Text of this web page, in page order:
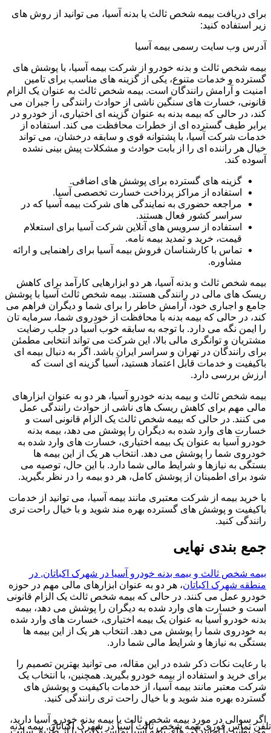
برای دریافت بیمه شخص ثالث یا بدنه آسیا، می توانید از روش های
زیر استفاده کنید:
آدرس وب سایت رسمی بیمه آسیا
بیمه شخص ثالث و بدنه خودرو از شرکت بیمه آسیا، با پوشش های
گسترده و خدمات متنوع، یکی از گزینه های مناسب برای تامین
امنیت و آرامش رانندگان است. بیمه شخص ثالث به عنوان یک الزام
قانونی، خسارت های سنگین ناشی از حوادث رانندگی را جبران می
کند، در حالی که بیمه بدنه به عنوان گزینه ای اختیاری، از خودرو در
برابر طیف گسترده ای از خطرات محافظت می کند. استفاده از
خدمات شرکت آسیا، با پشتوانه قوی و سابقه درخشان، می تواند
خیال هر راننده ای را از بابت حوادث و مشکلات پیش بینی نشده
آسوده کند.
گزینه های گسترده برای پوشش های اضافی.
استفاده از مراکز پرداخت خسارت تخصصی آسیا.
مراجعه حضوری به نمایندگی های شرکت بیمه آسیا که در
سراسر کشور فعال هستند.
استفاده از سرویس های آنلاین شرکت آسیا برای استعلام
قیمت، خرید و تمدید بیمه نامه.
تماس با کارشناسان فروش بیمه آسیا برای راهنمایی و ارائه
مشاوره.
بیمه شخص ثالث و بدنه آسیا، هر دو ابزارهایی کارآمد برای کاهش
ریسک های مالی در رانندگی هستند. بیمه شخص ثالث آسیا با پوشش
جامع و اجباری خود، آرامش خاطر را برای شما و دیگران فراهم می
کند، در حالی که بیمه بدنه با محافظت از خودروی شما، سرمایه تان
را ایمن نگه می دارد. با توجه به سابقه خوب آسیا در جلب رضایت
مشتریان و توانگری مالی بالا، این شرکت می تواند انتخابی مطمئن
برای رانندگان در تهران و سراسر ایران باشد. اگر به دنبال بیمه ای
باکیفیت و خدمات قابل اعتماد هستید، آسیا گزینه ای است که
ارزش بررسی دارد.
بیمه شخص ثالث و بیمه بدنه خودرو آسیا، هر دو به عنوان ابزارهای
مالی مهم برای کاهش ریسک های ناشی از حوادث رانندگی عمل
می کنند. در حالی که بیمه شخص ثالث یک الزام قانونی است و
خسارت های وارد شده به دیگران را پوشش می دهد، بیمه بدنه
خودرو آسیا به عنوان یک بیمه اختیاری، خسارت های وارد شده به
خودروی شما را پوشش می دهد. انتخاب هر یک از این بیمه ها
بستگی به نیازها و شرایط مالی شما دارد. با این حال، توصیه می
شود برای اطمینان از پوشش کامل، هر دو بیمه را در نظر بگیرید.
با خرید بیمه از شرکت معتبری مانند بیمه آسیا، می توانید از خدمات
باکیفیت و پوشش های گسترده بهره مند شوید و با خیال راحت تری
رانندگی کنید.
جمع بندی نهایی
بیمه شخص ثالث و بیمه بدنه خودرو آسیا در شهرک اکباتان, در
منطقه شهرک اکباتان، هر دو به عنوان ابزارهای مالی مهم در حوزه
خودرو عمل می کنند. در حالی که بیمه شخص ثالث یک الزام قانونی
است و خسارت های وارد شده به دیگران را پوشش می دهد، بیمه
بدنه خودرو آسیا به عنوان یک بیمه اختیاری، خسارت های وارد شده
به خودروی شما را پوشش می دهد. انتخاب هر یک از این بیمه ها
بستگی به نیازها و شرایط مالی شما دارد.
با رعایت نکات ذکر شده در این مقاله، می توانید بهترین تصمیم را
برای خرید و استفاده از بیمه خودرو بگیرید. همچنین، با انتخاب یک
شرکت معتبر مانند بیمه آسیا، از خدمات باکیفیت و پوشش های
گسترده بهره مند شوید و با خیال راحت تری رانندگی کنید.
اگر سوالی در مورد بیمه شخص ثالث یا بیمه بدنه خودرو آسیا دارید،
می توانید با نمایندگی های بیمه آسیا تماس بگیرید یا از طریق سایت
تلفن تماس فوریبیمه شخص ثالث آسیا در شهرک اکباتان, بیمه بدنه